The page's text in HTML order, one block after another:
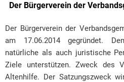
Bürgerverein
Der Bürgerverein der
Der Bürgerverein der
am 17.06.2014 gegründet.
natürliche als auch juristische
Ziele unterstützen. Zweck des
Altenhilfe. Der Satzungszweck